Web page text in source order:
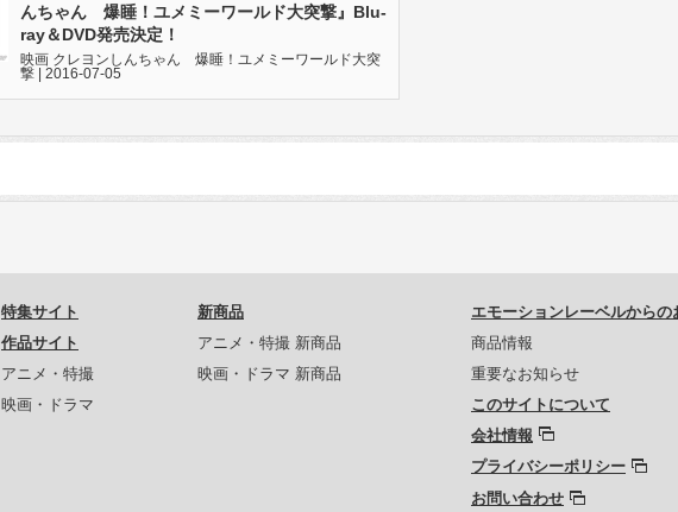
んちゃん 爆睡！ユメミーワールド大突撃』Blu-
ray＆DVD発売決定！
映画 クレヨンしんちゃん 爆睡！ユメミーワールド大突
撃 | 2016-07-05
特集サイト
作品サイト
アニメ・特撮
映画・ドラマ
新商品
アニメ・特撮 新商品
映画・ドラマ 新商品
エモーションレーベルからの
商品情報
重要なお知らせ
このサイトについて
会社情報
プライバシーポリシー
お問い合わせ